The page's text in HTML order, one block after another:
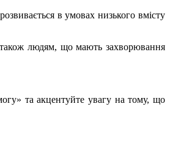
в умовах низького вмісту
людям, що мають захворювання
та акцентуйте увагу на тому, що